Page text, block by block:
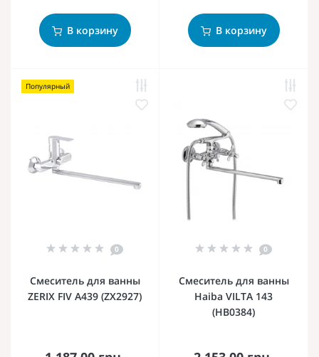
В корзину В корзину
Популярный
0
Смеситель для ванны
ZERIX FIV A439 (ZX2927)
0
Смеситель для ванны
Haiba VILTA 143
(HB0384)